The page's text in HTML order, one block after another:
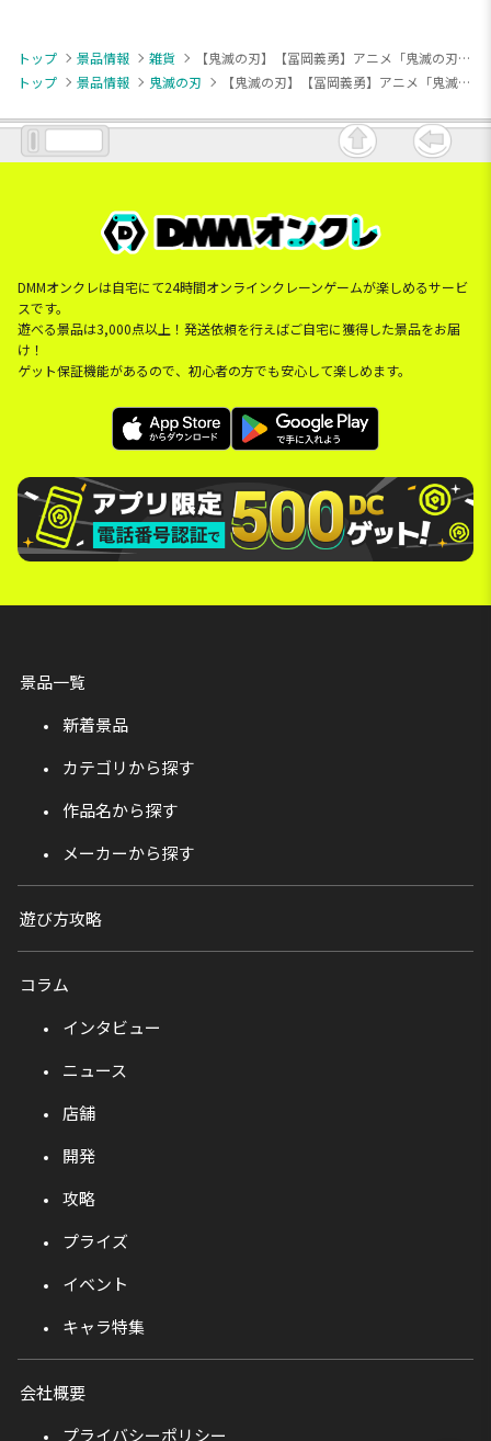
トップ 景品情報 雑貨
【鬼滅の刃】【冨岡義勇】アニメ「鬼滅の刃」プチっと灯りマス-冨岡義勇-
トップ
景品情報 鬼滅の刃 【鬼滅の刃】【冨岡義勇】アニメ「鬼滅の刃」プチっと灯りマス-冨岡義勇-
DMMオンクレは自宅にて24時間オンラインクレーンゲームが楽しめるサービ
スです。
遊べる景品は3,000点以上！発送依頼を行えばご自宅に獲得した景品をお届
け！
ゲット保証機能があるので、初心者の方でも安心して楽しめます。
景品一覧
新着景品
カテゴリから探す
作品名から探す
メーカーから探す
遊び方攻略
コラム
インタビュー
ニュース
店舗
開発
攻略
プライズ
イベント
キャラ特集
会社概要
プライバシーポリシー